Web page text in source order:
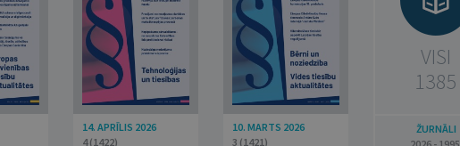
14. APRĪLIS 2026
4 (1422)
10. MARTS 2026
3 (1421)
VISI
1385
ŽURNĀLI